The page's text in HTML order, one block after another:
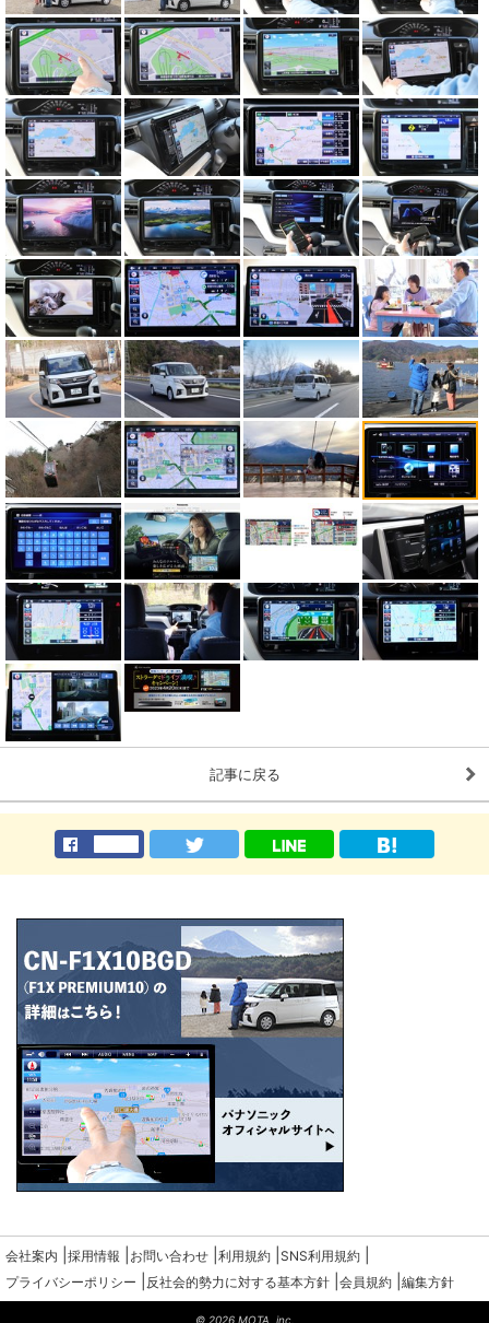
記事に戻る
会社案内 採用情報 お問い合わせ 利用規約 SNS利用規約
プライバシーポリシー 反社会的勢力に対する基本方針 会員規約 編集方針
© 2026 MOTA, inc.